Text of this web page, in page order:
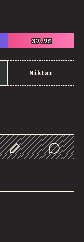
37.9%
37.9%
Miktar
Customize Data
Comments